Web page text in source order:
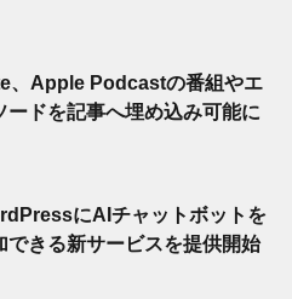
、Apple Podcastの番組やエ
ードを記事へ埋め込み可能に
にAIチャットボットを
できる新サービスを提供開始